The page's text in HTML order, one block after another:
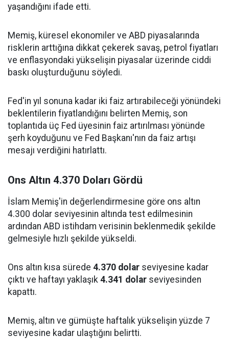
yaşandığını ifade etti.
Memiş, küresel ekonomiler ve ABD piyasalarında
risklerin arttığına dikkat çekerek savaş, petrol fiyatları
ve enflasyondaki yükselişin piyasalar üzerinde ciddi
baskı oluşturduğunu söyledi.
Fed'in yıl sonuna kadar iki faiz artırabileceği yönündeki
beklentilerin fiyatlandığını belirten Memiş, son
toplantıda üç Fed üyesinin faiz artırılması yönünde
şerh koyduğunu ve Fed Başkanı'nın da faiz artışı
mesajı verdiğini hatırlattı.
Ons Altın 4.370 Doları Gördü
İslam Memiş'in değerlendirmesine göre ons altın
4.300 dolar seviyesinin altında test edilmesinin
ardından ABD istihdam verisinin beklenmedik şekilde
gelmesiyle hızlı şekilde yükseldi.
Ons altın kısa sürede 4.370 dolar seviyesine kadar
çıktı ve haftayı yaklaşık 4.341 dolar seviyesinden
kapattı.
Memiş, altın ve gümüşte haftalık yükselişin yüzde 7
seviyesine kadar ulaştığını belirtti.